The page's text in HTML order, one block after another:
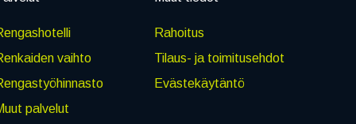
vaihto
palvelut
Rahoitus
Tilaus- ja toimitusehdot
Evästekäytäntö